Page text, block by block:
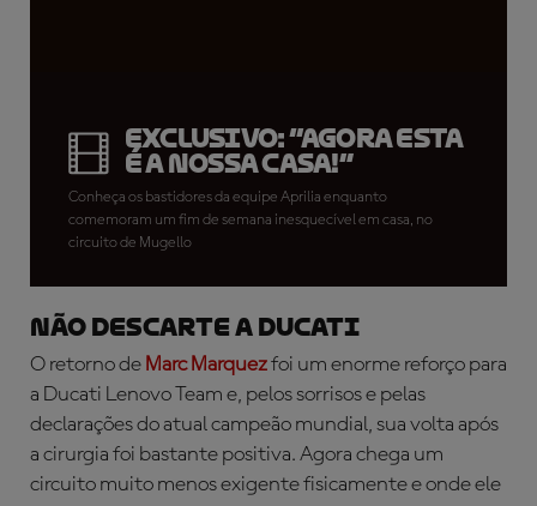
EXCLUSIVO: “Agora esta
é a nossa casa!”
Conheça os bastidores da equipe Aprilia enquanto
comemoram um fim de semana inesquecível em casa, no
circuito de Mugello
NÃO DESCARTE A DUCATI
O retorno de Marc Marquezfoi um enorme reforço para
a Ducati Lenovo Team e, pelos sorrisos e pelas
declarações do atual campeão mundial, sua volta após
a cirurgia foi bastante positiva. Agora chega um
circuito muito menos exigente fisicamente e onde ele